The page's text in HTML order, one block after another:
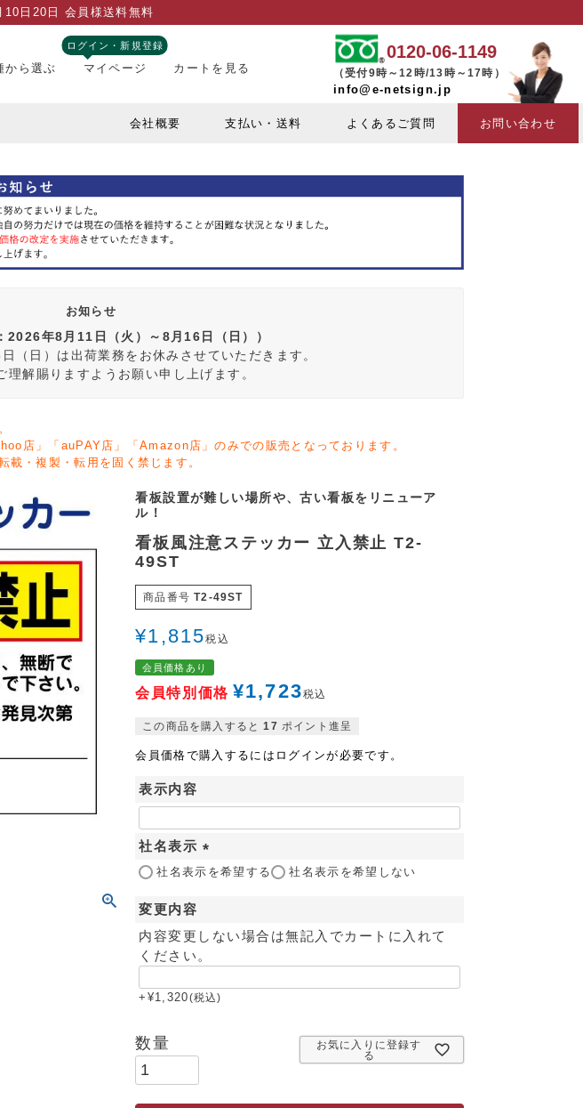
日20日 会員様送料無料
から選ぶ
ログイン・新規登録
マイページ カートを見る
0120-06-1149
（受付9時～12時/13時～17時）
info@e-netsign.jp
会社概要 支払い・送料 よくあるご質問 お問い合わせ
お知らせ
2026年8月11日（火）～8月16日（日））
（日）は出荷業務をお休みさせていただきます。
理解賜りますようお願い申し上げます。
店」「auPAY店」「Amazon店」のみでの販売となっております。
載・複製・転用を固く禁じます。
看板設置が難しい場所や、古い看板をリニューア
ル！
看板風注意ステッカー 立入禁止 T2-
49ST
商品番号 T2-49ST
¥1,815税込
会員価格あり
会員特別価格 ¥1,723税込
この商品を購入すると 17 ポイント進呈
会員価格で購入するにはログインが必要です。
表示内容
社名表示
(
社名表示を希望する 社名表示を希望しない
変更内容
内容変更しない場合は無記入でカートに入れて
ください。
+ ¥1,320 税込
お気に入りに登録す
る